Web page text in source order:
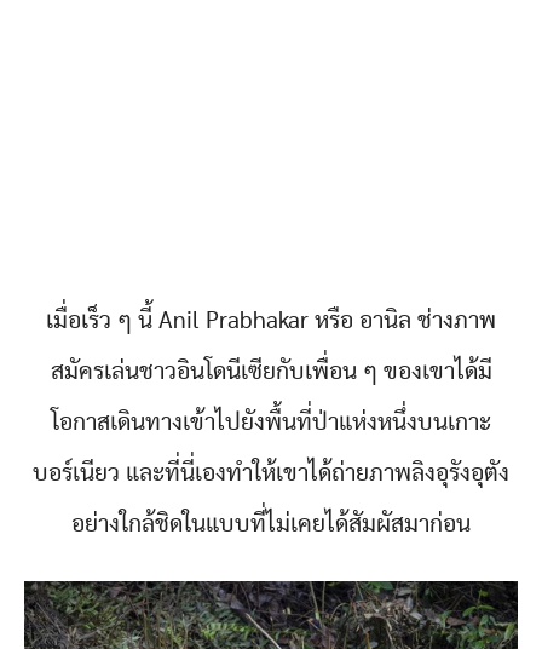
เมื่อเร็ว ๆ นี้ Anil Prabhakar หรือ อานิล ช่างภาพ
สมัครเล่นชาวอินโดนีเซียกับเพื่อน ๆ ของเขาได้มี
โอกาสเดินทางเข้าไปยังพื้นที่ป่าแห่งหนึ่งบนเกาะ
บอร์เนียว และที่นี่เองทำให้เขาได้ถ่ายภาพลิงอุรังอุตัง
อย่างใกล้ชิดในแบบที่ไม่เคยได้สัมผัสมาก่อน